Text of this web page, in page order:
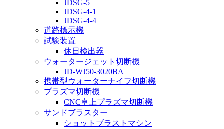
JDSG-5
JDSG-4-1
JDSG-4-4
道路標示機
試験装置
休日検出器
ウォータージェット切断機
JD-WJ50-3020BA
携帯型ウォーターナイフ切断機
プラズマ切断機
CNC卓上プラズマ切断機
サンドブラスター
ショットブラストマシン